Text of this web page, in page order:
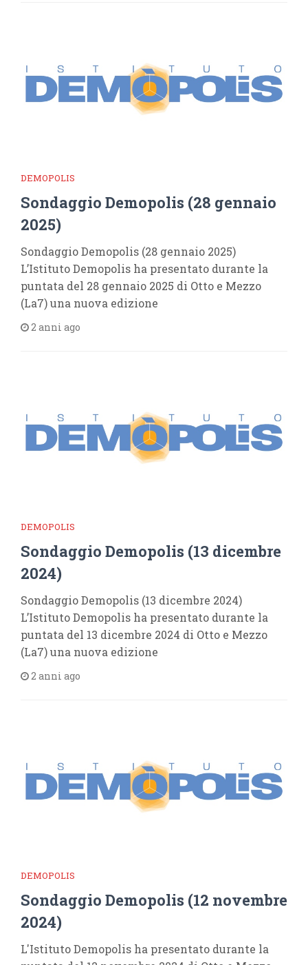
DEMOPOLIS
Sondaggio Demopolis (28 gennaio
2025)
Sondaggio Demopolis (28 gennaio 2025)
L’Istituto Demopolis ha presentato durante la
puntata del 28 gennaio 2025 di Otto e Mezzo
(La7) una nuova edizione
2 anni ago
DEMOPOLIS
Sondaggio Demopolis (13 dicembre
2024)
Sondaggio Demopolis (13 dicembre 2024)
L’Istituto Demopolis ha presentato durante la
puntata del 13 dicembre 2024 di Otto e Mezzo
(La7) una nuova edizione
2 anni ago
DEMOPOLIS
Sondaggio Demopolis (12 novembre
2024)
L'Istituto Demopolis ha presentato durante la